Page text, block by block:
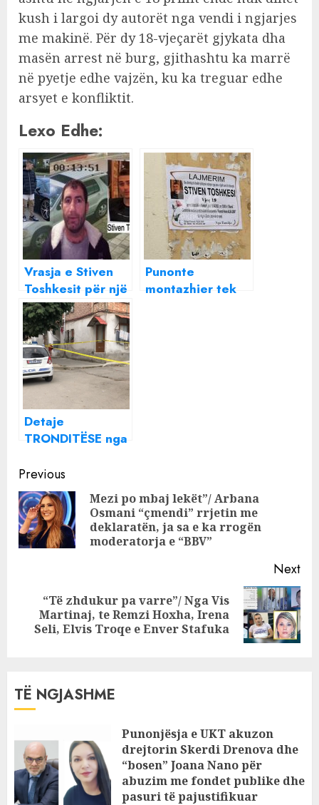
kush i largoi dy autorët nga vendi i ngjarjes
me makinë. Për dy 18-vjeçarët gjykata dha
masën arrest në burg, gjithashtu ka marrë
në pyetje edhe vajzën, ku ka treguar edhe
arsyet e konfliktit.
Lexo Edhe:
Vrasja e Stiven
Toshkesit për një
vajzë,
shoqërohet në
ambientet e
policisë djali i
Admir Muratajt!
Punonte
montazhier tek
Detaje
TRONDITËSE nga
droguar e goditi
gruan me
hanxhar!
Continue
Reading
Previous
Mezi po mbaj lekët”/ Arbana
Osmani “çmendi” rrjetin me
deklaratën, ja sa e ka rrogën
moderatorja e “BBV”
Next
Next
post:
“Të zhdukur pa varre”/ Nga Vis
Martinaj, te Remzi Hoxha, Irena
Seli, Elvis Troqe e Enver Stafuka
TË NGJASHME
Punonjësja e UKT akuzon
drejtorin Skerdi Drenova dhe
“bosen” Joana Nano për
abuzim me fondet publike dhe
pasuri të pajustifikuar